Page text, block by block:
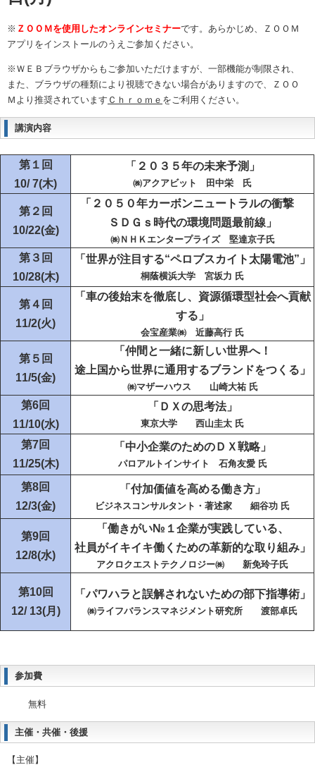
※ ＺＯＯＭを使用したオンラインセミナーです。あらかじめ、ＺＯＯＭ
アプリをインストールのうえご参加ください。
※ＷＥＢブラウザからもご参加いただけますが、一部機能が制限され、
また、ブラウザの種類により視聴できない場合がありますので、ＺＯＯ
Ｍより推奨されています Ｃｈｒｏｍｅ をご利用ください。
講演内容
第１回
10/ 7(木)
「２０３５年の未来予測」
㈱アクアビット 田中栄 氏
第２回
10/22(金)
「２０５０年カーボンニュートラルの衝撃
ＳＤＧｓ時代の環境問題最前線」
㈱ＮＨＫエンタープライズ 堅達京子氏
第３回
10/28(木)
「世界が注目する“ペロブスカイト太陽電池”」
桐蔭横浜大学 宮坂力 氏
第４回
11/2(火)
「車の後始末を徹底し、資源循環型社会へ貢献
する」
会宝産業㈱ 近藤高行 氏
第５回
11/5(金)
「仲間と一緒に新しい世界へ！
途上国から世界に通用するブランドをつくる」
㈱マザーハウス 山崎大祐 氏
第6回
11/10(水)
「ＤＸの思考法」
東京大学 西山圭太 氏
第7回
11/25(木)
「中小企業のためのＤＸ戦略」
パロアルトインサイト 石角友愛 氏
第8回
12/3(金)
「付加価値を高める働き方」
ビジネスコンサルタント・著述家 細谷功 氏
第9回
12/8(水)
「働きがい№１企業が実践している、
社員がイキイキ働くための革新的な取り組み」
アクロクエストテクノロジー㈱ 新免玲子氏
第10回
12/ 13(月)
「パワハラと誤解されないための部下指導術」
㈱ライフバランスマネジメント研究所 渡部卓氏
参加費
無料
主催・共催・後援
【主催】